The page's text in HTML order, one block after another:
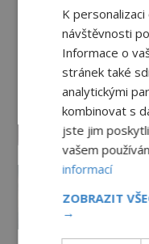
Vesmír a
K
návštěvnosti
Informace o
stránek také
analytickými
kombinovat s
jste jim
vašem
informací
ZOBRAZIT
→